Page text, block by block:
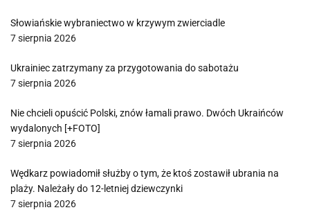
Słowiańskie wybraniectwo w krzywym zwierciadle
7 sierpnia 2026
Ukrainiec zatrzymany za przygotowania do sabotażu
7 sierpnia 2026
Nie chcieli opuścić Polski, znów łamali prawo. Dwóch Ukraińców
wydalonych [+FOTO]
7 sierpnia 2026
Wędkarz powiadomił służby o tym, że ktoś zostawił ubrania na
plaży. Należały do 12-letniej dziewczynki
7 sierpnia 2026